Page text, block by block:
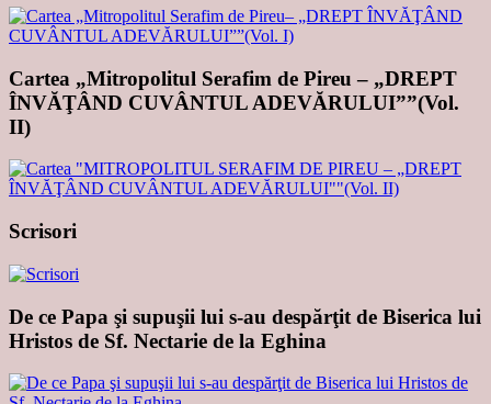
Cartea „Mitropolitul Serafim de Pireu – „DREPT
ÎNVĂŢÂND CUVÂNTUL ADEVĂRULUI””(Vol.
II)
Scrisori
De ce Papa şi supuşii lui s-au despărţit de Biserica lui
Hristos de Sf. Nectarie de la Eghina